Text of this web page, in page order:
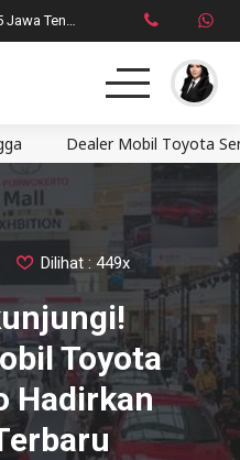
Tengah
Dealer Mobil Toyota Semarang
Dilihat : 449x
Toyota
Hadirkan